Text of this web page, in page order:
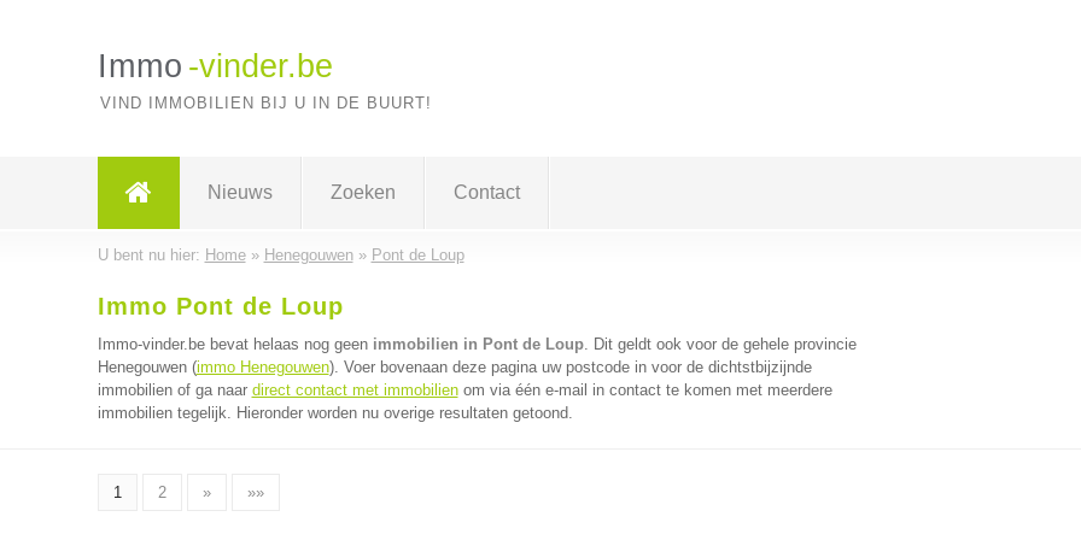
Immo -vinder.be
VIND IMMOBILIEN BIJ U IN DE BUURT!
Nieuws Zoeken Contact
U bent nu hier: Home» Henegouwen» Pont de Loup
Immo Pont de Loup
Immo-vinder.be bevat helaas nog geen immobilien in Pont de Loup. Dit geldt ook voor de gehele provincie
Henegouwen (immo Henegouwen). Voer bovenaan deze pagina uw postcode in voor de dichtstbijzijnde
immobilien of ga naar direct contact met immobilienom via één e-mail in contact te komen met meerdere
immobilien tegelijk. Hieronder worden nu overige resultaten getoond.
1 2 » »»